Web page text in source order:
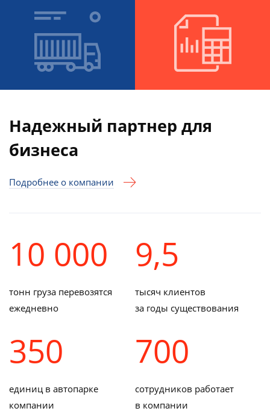
Надежный партнер для
бизнеса
Подробнее о компании
10 000
тонн груза перевозятся
ежедневно
9,5
тысяч клиентов
за годы существования
350
единиц в автопарке
компании
700
сотрудников работает
в компании